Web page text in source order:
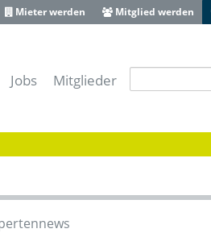
IT-Sicherheitscluster e.V.
Schwaben
Schwaben
Bayerisch-Schwaben
Jobs Mitglieder
Mieter werden Mitglied werden